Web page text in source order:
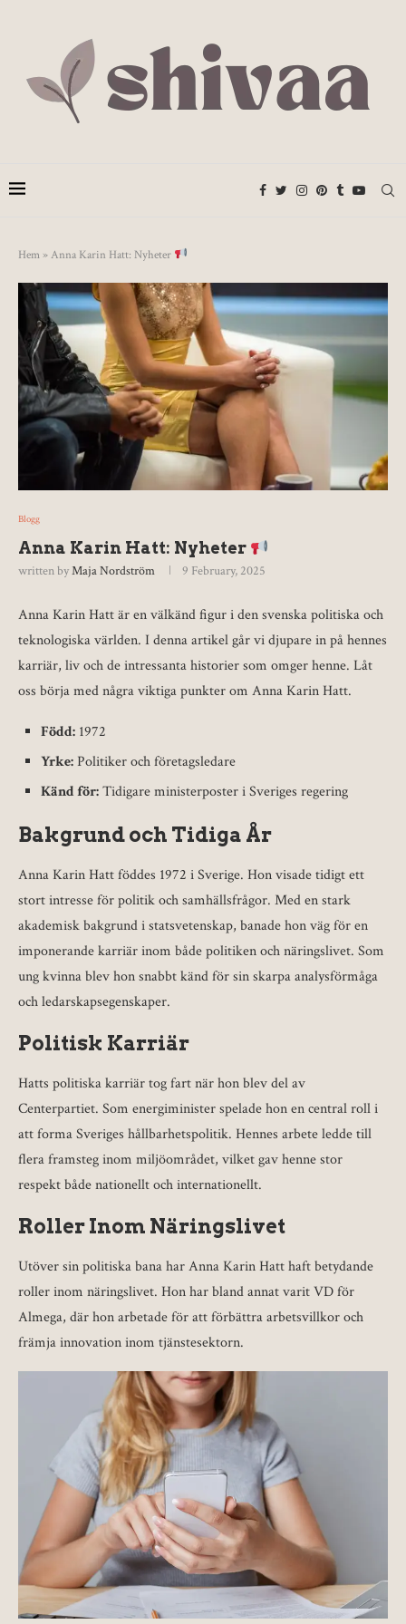
Hem»Anna Karin Hatt: Nyheter
Blogg
Anna Karin Hatt: Nyheter
written byMaja Nordström 9 February, 2025
Anna Karin Hatt är en välkänd figur i den svenska politiska och
teknologiska världen. I denna artikel går vi djupare in på hennes
karriär, liv och de intressanta historier som omger henne. Låt
oss börja med några viktiga punkter om Anna Karin Hatt.
Född: 1972
Yrke:Politiker och företagsledare
Känd för:Tidigare ministerposter i Sveriges regering
Bakgrund och Tidiga År
Anna Karin Hatt föddes 1972 i Sverige. Hon visade tidigt ett
stort intresse för politik och samhällsfrågor. Med en stark
akademisk bakgrund i statsvetenskap, banade hon väg för en
imponerande karriär inom både politiken och näringslivet. Som
ung kvinna blev hon snabbt känd för sin skarpa analysförmåga
och ledarskapsegenskaper.
Politisk Karriär
Hatts politiska karriär tog fart när hon blev del av
Centerpartiet. Som energiminister spelade hon en central roll i
att forma Sveriges hållbarhetspolitik. Hennes arbete ledde till
flera framsteg inom miljöområdet, vilket gav henne stor
respekt både nationellt och internationellt.
Roller Inom Näringslivet
Utöver sin politiska bana har Anna Karin Hatt haft betydande
roller inom näringslivet. Hon har bland annat varit VD för
Almega, där hon arbetade för att förbättra arbetsvillkor och
främja innovation inom tjänstesektorn.